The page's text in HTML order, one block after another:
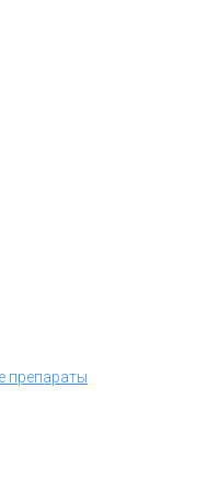
препараты